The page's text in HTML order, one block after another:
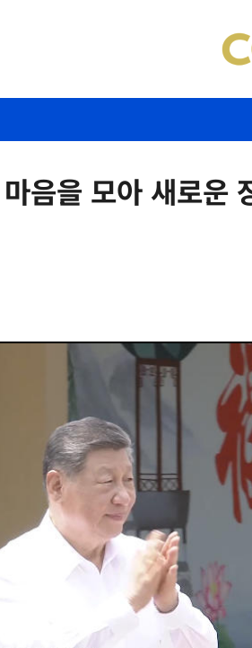
음을 모아 새로운